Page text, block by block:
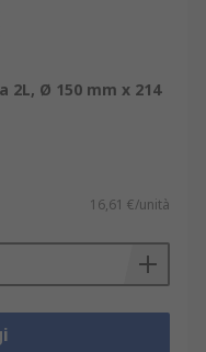
2L, Ø 150 mm x 214
16,61 €/unità